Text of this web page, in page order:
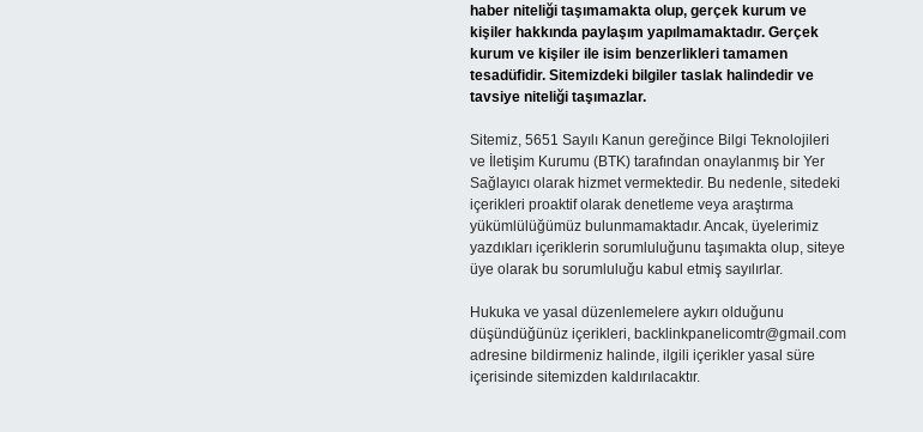
haber niteliği taşımamakta olup, gerçek kurum ve
kişiler hakkında paylaşım yapılmamaktadır. Gerçek
kurum ve kişiler ile isim benzerlikleri tamamen
tesadüfidir. Sitemizdeki bilgiler taslak halindedir ve
tavsiye niteliği taşımazlar.
Sitemiz, 5651 Sayılı Kanun gereğince Bilgi Teknolojileri
ve İletişim Kurumu (BTK) tarafından onaylanmış bir Yer
Sağlayıcı olarak hizmet vermektedir. Bu nedenle, sitedeki
içerikleri proaktif olarak denetleme veya araştırma
yükümlülüğümüz bulunmamaktadır. Ancak, üyelerimiz
yazdıkları içeriklerin sorumluluğunu taşımakta olup, siteye
üye olarak bu sorumluluğu kabul etmiş sayılırlar.
Hukuka ve yasal düzenlemelere aykırı olduğunu
düşündüğünüz içerikleri, backlinkpanelicomtr@gmail.com
adresine bildirmeniz halinde, ilgili içerikler yasal süre
içerisinde sitemizden kaldırılacaktır.